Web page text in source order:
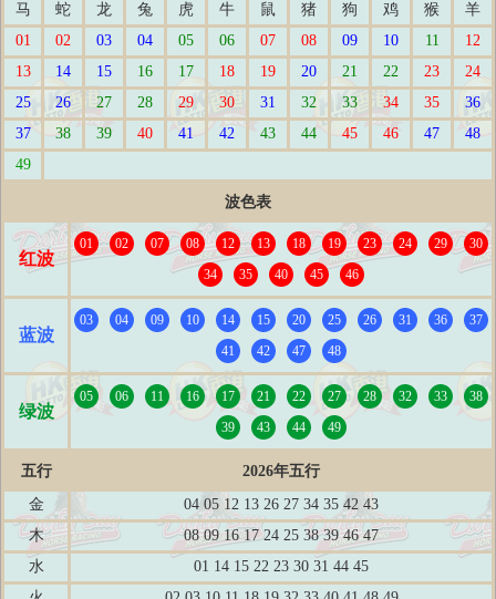
马
蛇 龙 兔 虎 牛 鼠 猪 狗 鸡 猴
羊
01
02 03 04 05 06 07 08 09 10 11
12
13
14 15 16 17 18 19 20 21 22 23
24
25
26 27 28 29 30 31 32 33 34 35
36
37
38 39 40 41 42 43 44 45 46 47
48
49
波色表
红波
01 02 07 08 12 13 18 19 23 24 29
30
34
35 40 45 46
蓝波
03 04 09 10 14 15 20 25 26 31 36
37
41
42 47 48
绿波
05 06 11 16 17 21 22 27 28 32 33
38
39
43 44 49
五行
2026年五行
金
04 05 12 13 26 27 34 35 42 43
木
08 09 16 17 24 25 38 39 46 47
水
01 14 15 22 23 30 31 44 45